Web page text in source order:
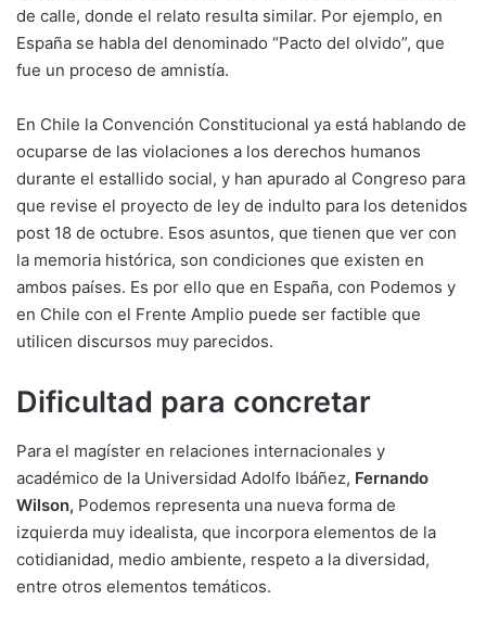
de calle, donde el relato resulta similar. Por ejemplo, en
España se habla del denominado “Pacto del olvido”, que
fue un proceso de amnistía.
En Chile la Convención Constitucional ya está hablando de
ocuparse de las violaciones a los derechos humanos
durante el estallido social, y han apurado al Congreso para
que revise el proyecto de ley de indulto para los detenidos
post 18 de octubre. Esos asuntos, que tienen que ver con
la memoria histórica, son condiciones que existen en
ambos países. Es por ello que en España, con Podemos y
en Chile con el Frente Amplio puede ser factible que
utilicen discursos muy parecidos.
Dificultad para concretar
Para el magíster en relaciones internacionales y
académico de la Universidad Adolfo Ibáñez, Fernando
Wilson, Podemos representa una nueva forma de
izquierda muy idealista, que incorpora elementos de la
cotidianidad, medio ambiente, respeto a la diversidad,
entre otros elementos temáticos.